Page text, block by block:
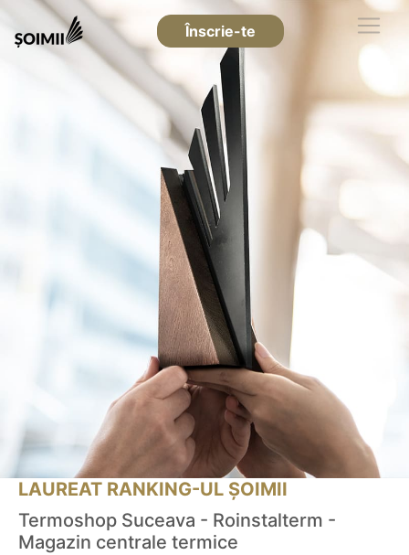
Înscrie-te
LAUREAT RANKING-UL ȘOIMII
Termoshop Suceava - Roinstalterm -
Magazin centrale termice